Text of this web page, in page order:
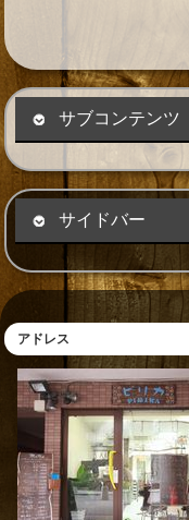
サブコンテンツ
サイドバー
アドレス